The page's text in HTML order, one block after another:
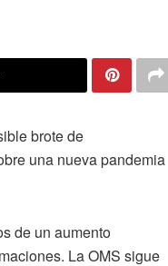
brote de
una nueva pandemia
de un aumento
La OMS sigue